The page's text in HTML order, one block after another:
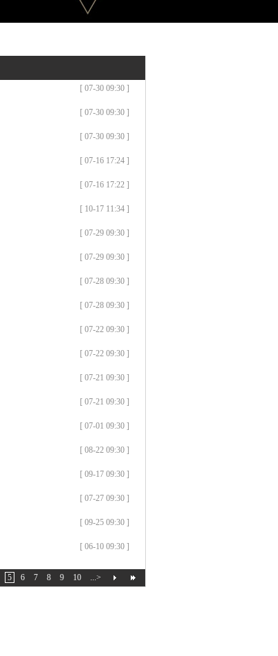
[ 07-30 09:30 ]
[ 07-30 09:30 ]
[ 07-30 09:30 ]
[ 07-16 17:24 ]
[ 07-16 17:22 ]
[ 10-17 11:34 ]
[ 07-29 09:30 ]
[ 07-29 09:30 ]
[ 07-28 09:30 ]
[ 07-28 09:30 ]
[ 07-22 09:30 ]
[ 07-22 09:30 ]
[ 07-21 09:30 ]
[ 07-21 09:30 ]
[ 07-01 09:30 ]
[ 08-22 09:30 ]
[ 09-17 09:30 ]
[ 07-27 09:30 ]
[ 09-25 09:30 ]
[ 06-10 09:30 ]
5 6 7 8 9 10 ...>